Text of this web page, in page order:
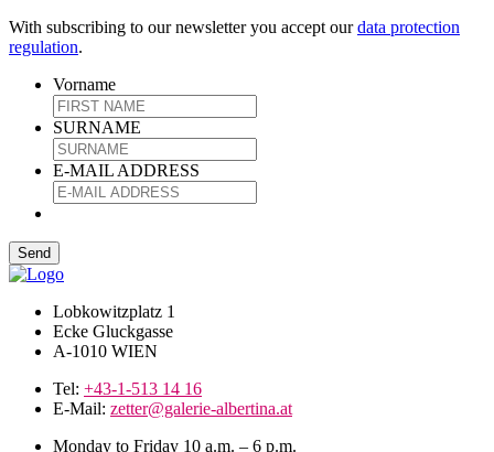
With subscribing to our newsletter you accept ourdata protection
regulation.
Vorname
SURNAME
E-MAIL ADDRESS
Lobkowitzplatz 1
Ecke Gluckgasse
A-1010 WIEN
Tel: +43-1-513 14 16
E-Mail: zetter@galerie-albertina.at
Monday to Friday 10 a.m. – 6 p.m.